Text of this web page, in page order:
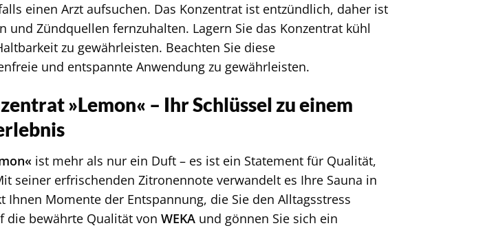
einen Arzt aufsuchen. Das Konzentrat ist entzündlich, daher ist
und Zündquellen fernzuhalten. Lagern Sie das Konzentrat kühl
zu gewährleisten. Beachten Sie diese
und entspannte Anwendung zu gewährleisten.
»Lemon« – Ihr Schlüssel zu einem
ist mehr als nur ein Duft – es ist ein Statement für Qualität,
seiner erfrischenden Zitronennote verwandelt es Ihre Sauna in
Ihnen Momente der Entspannung, die Sie den Alltagsstress
die bewährte Qualität vonWEKA und gönnen Sie sich ein